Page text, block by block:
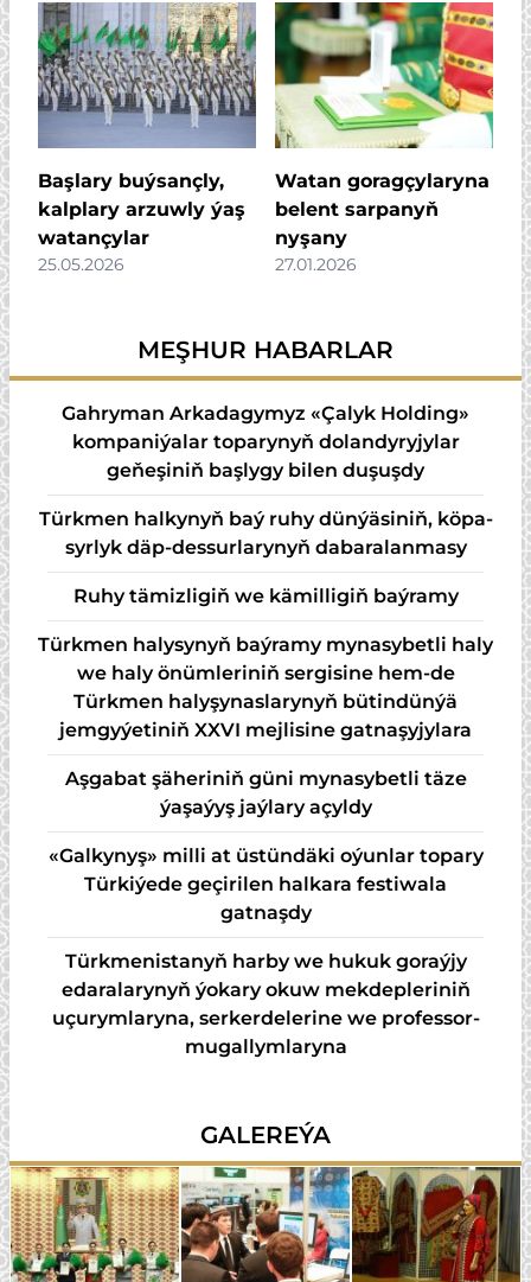
Başlary buýsançly,
kalplary arzuwly ýaş
watançylar
25.05.2026
Watan goragçylaryna
belent sarpanyň
nyşany
27.01.2026
MEŞHUR HABARLAR
Gahryman Arkadagymyz «Çalyk Holding»
kompaniýalar toparynyň dolandyryjylar
geňeşiniň başlygy bilen duşuşdy
Türk­men hal­ky­nyň baý ru­hy dün­ýä­si­niň, kö­pa­
syr­lyk däp-des­sur­la­ry­nyň da­ba­ra­lan­ma­sy
Ruhy tämizligiň we kämilligiň baýramy
Türkmen halysynyň baýramy mynasybetli haly
we haly önümleriniň sergisine hem-de
Türkmen halyşynaslarynyň bütindünýä
jemgyýetiniň XXVI mejlisine gatnaşyjylara
Aşgabat şäheriniň güni mynasybetli täze
ýaşaýyş jaýlary açyldy
«Galkynyş» milli at üstündäki oýunlar topary
Türkiýede geçirilen halkara festiwala
gatnaşdy
Türkmenistanyň harby we hukuk goraýjy
edaralarynyň ýokary okuw mekdepleriniň
uçurymlaryna, serkerdelerine we professor-
mugallymlaryna
GALEREÝA